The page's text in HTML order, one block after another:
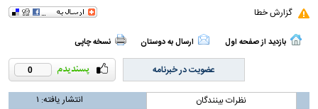
گزارش خطا
بازدید از صفحه اول ارسال به دوستان نسخه چاپی
0 عضویت در خبرنامه
نظرات بینندگان انتشار یافته: ۱